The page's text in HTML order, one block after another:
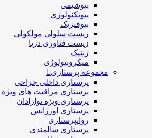
بیوشیمی
بیوتکنولوژی
بیوفیزیک
زیست سلولی مولکولی
زیست فناوری دریا
ژنتیک
میکروبیولوژی
مجموعه پرستاری
پرستاری داخلی جراحی
پرستاری مراقبت های ويژه
پرستاری ويژه نوازادان
پرستاری اورژانس
روانپرستاری
پرستاری سالمندی